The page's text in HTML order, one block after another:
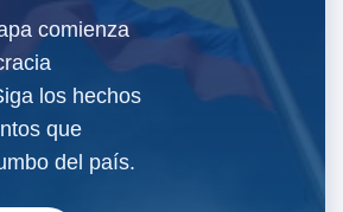
comienza
los hechos
que
del país.